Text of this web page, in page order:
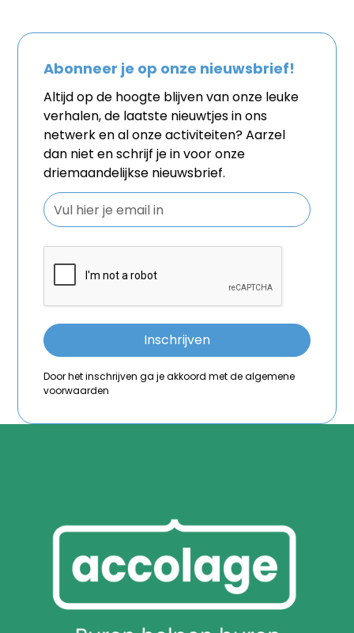
Abonneer je op onze nieuwsbrief!
Altijd op de hoogte blijven van onze leuke
verhalen, de laatste nieuwtjes in ons
netwerk en al onze activiteiten? Aarzel
dan niet en schrijf je in voor onze
driemaandelijkse nieuwsbrief.
Door het inschrijven ga je akkoord met de algemene
voorwaarden